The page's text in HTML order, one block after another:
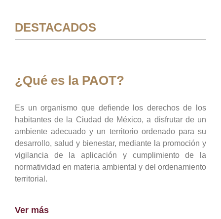
DESTACADOS
¿Qué es la PAOT?
Es un organismo que defiende los derechos de los
habitantes de la Ciudad de México, a disfrutar de un
ambiente adecuado y un territorio ordenado para su
desarrollo, salud y bienestar, mediante la promoción y
vigilancia de la aplicación y cumplimiento de la
normatividad en materia ambiental y del ordenamiento
territorial.
Ver más